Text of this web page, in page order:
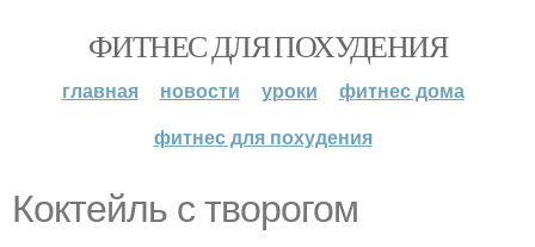
ФИТНЕС ДЛЯ ПОХУДЕНИЯ
главная новости уроки
фитнес дома
фитнес для похудения
Коктейль с творогом